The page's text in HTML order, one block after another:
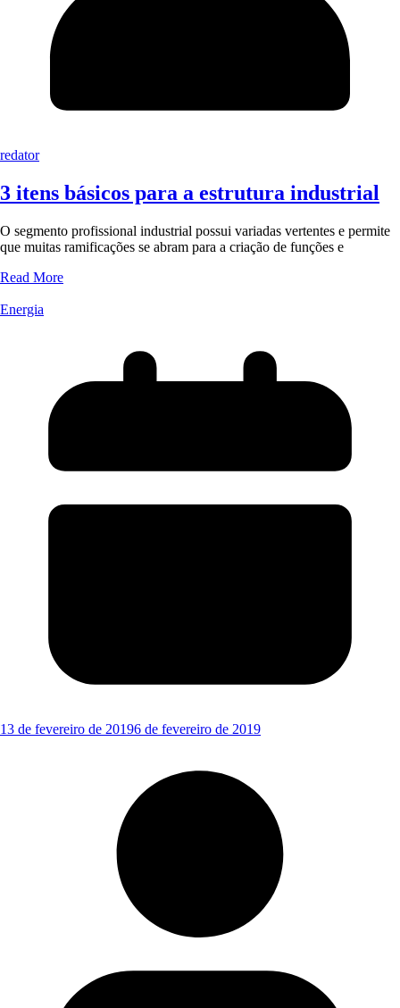
redator
3 itens básicos para a estrutura industrial
O segmento profissional industrial possui variadas vertentes e permite
que muitas ramificações se abram para a criação de funções e
Read More
Energia
13 de fevereiro de 20196 de fevereiro de 2019